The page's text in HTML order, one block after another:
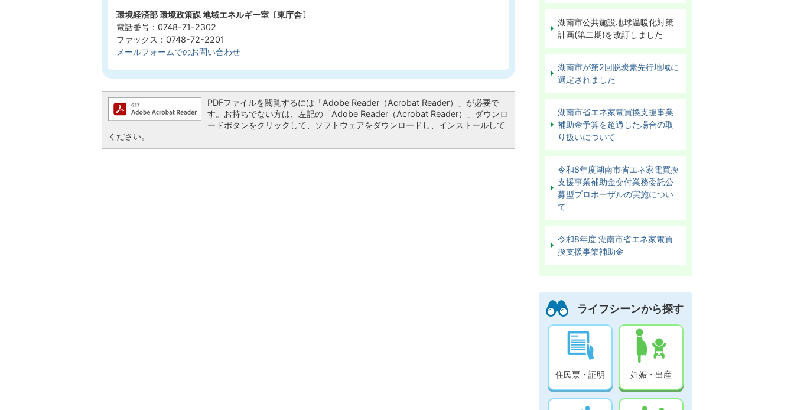
環境経済部 環境政策課 地域エネルギー室〔東庁舎〕
電話番号：0748-71-2302
ファックス：0748-72-2201
メールフォームでのお問い合わせ
PDFファイルを閲覧するには「Adobe Reader（Acrobat Reader）」が必要で
す。お持ちでない方は、左記の「Adobe Reader（Acrobat Reader）」ダウンロ
ードボタンをクリックして、ソフトウェアをダウンロードし、インストールして
ください。
湖南市公共施設地球温暖化対策
計画(第二期)を改訂しました
湖南市が第2回脱炭素先行地域に
選定されました
湖南市省エネ家電買換支援事業
補助金予算を超過した場合の取
り扱いについて
令和8年度湖南市省エネ家電買換
支援事業補助金交付業務委託公
募型プロポーザルの実施につい
て
令和8年度 湖南市省エネ家電買
換支援事業補助金
ライフシーンから探す
住民票・証明 妊娠・出産